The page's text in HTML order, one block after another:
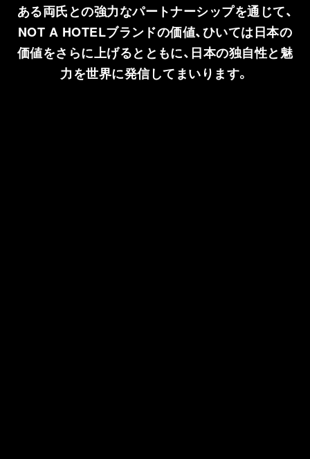
ある両氏との強力なパートナーシップを通じて、
NOT A HOTELブランドの価値、ひいては日本の
価値をさらに上げるとともに、日本の独自性と魅
力を世界に発信してまいります。